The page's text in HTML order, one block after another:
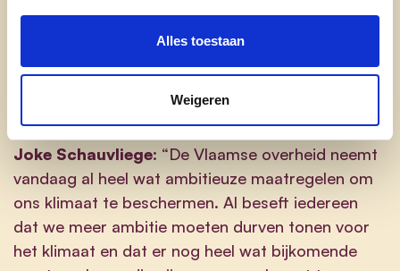
Alles toestaan
Weigeren
wordt bovendien gewaardeerd door verschillende
organisaties op het terrein: "De minister heeft een
belangrijke inspanning geleverd om de
oppervlakte erkend natuurgebied te laten stijgen,"
Joke Schauvliege: “De Vlaamse overheid neemt
vandaag al heel wat ambitieuze maatregelen om
ons klimaat te beschermen. Al beseft iedereen
dat we meer ambitie moeten durven tonen voor
het klimaat en dat er nog heel wat bijkomende